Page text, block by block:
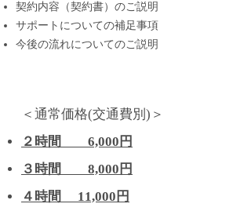
契約内容（契約書）のご説明
サポートについての補足事項
​今後の流れについてのご説明
＜通常価格(交通費別)＞
２時間 6,000円
３時間 8,000円
４時間 11,000円